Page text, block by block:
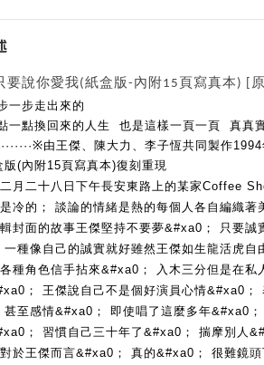
要說你愛我(紙盒版-內附15頁寫真本) [
一步走出來的
一點換回來的人生  也是這樣一頁一頁  真真
由王傑、陳大力、李子恆共同製作
版(內附15頁寫真本)復刻重現
月二十八日下午長安東路上的某家Coffee
是冷的； 談論的情緒是熱的每個人各自編織著
封面的故事王傑堅持不要夢&#xa0； 只要誠
種像自己的誠實就好雖然王傑如生龍活虎自
種角色信手拈來&#xa0； 入木三分但是在私
； 王傑說自己不是個好演員心情&#xa0；
至感情&#xa0； 即使唱了這麼多年&#xa0；
； 習慣自己三十年了&#xa0； 揣摩別人
於王傑而言&#xa0； 真的&#xa0； 很難鏡頭